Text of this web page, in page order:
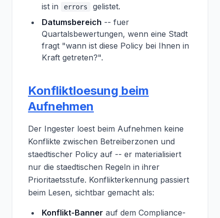
ist in
errors
gelistet.
Datumsbereich -- fuer
Quartalsbewertungen, wenn eine Stadt
fragt "wann ist diese Policy bei Ihnen in
Kraft getreten?".
Konfliktloesung beim
Aufnehmen
Der Ingester loest beim Aufnehmen keine
Konflikte zwischen Betreiberzonen und
staedtischer Policy auf -- er materialisiert
nur die staedtischen Regeln in ihrer
Prioritaetsstufe. Konflikterkennung passiert
beim Lesen, sichtbar gemacht als:
Konflikt-Banner auf dem Compliance-